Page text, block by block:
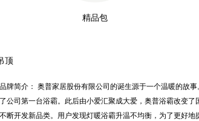
精品包
顶
品牌简介： 奥普家居股份有限公司的诞生源于一个温暖的故
了公司第一台浴霸。此后由小爱汇聚成大爱，奥普浴霸改变
不断开发新品类。用户发现灯暖浴霸升温不均衡，为了更好